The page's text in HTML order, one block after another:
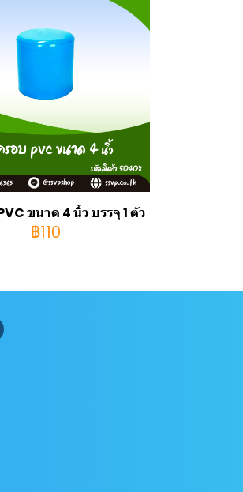
ขนาด 4 นิ้ว บรรจุ 1 ตัว
฿110